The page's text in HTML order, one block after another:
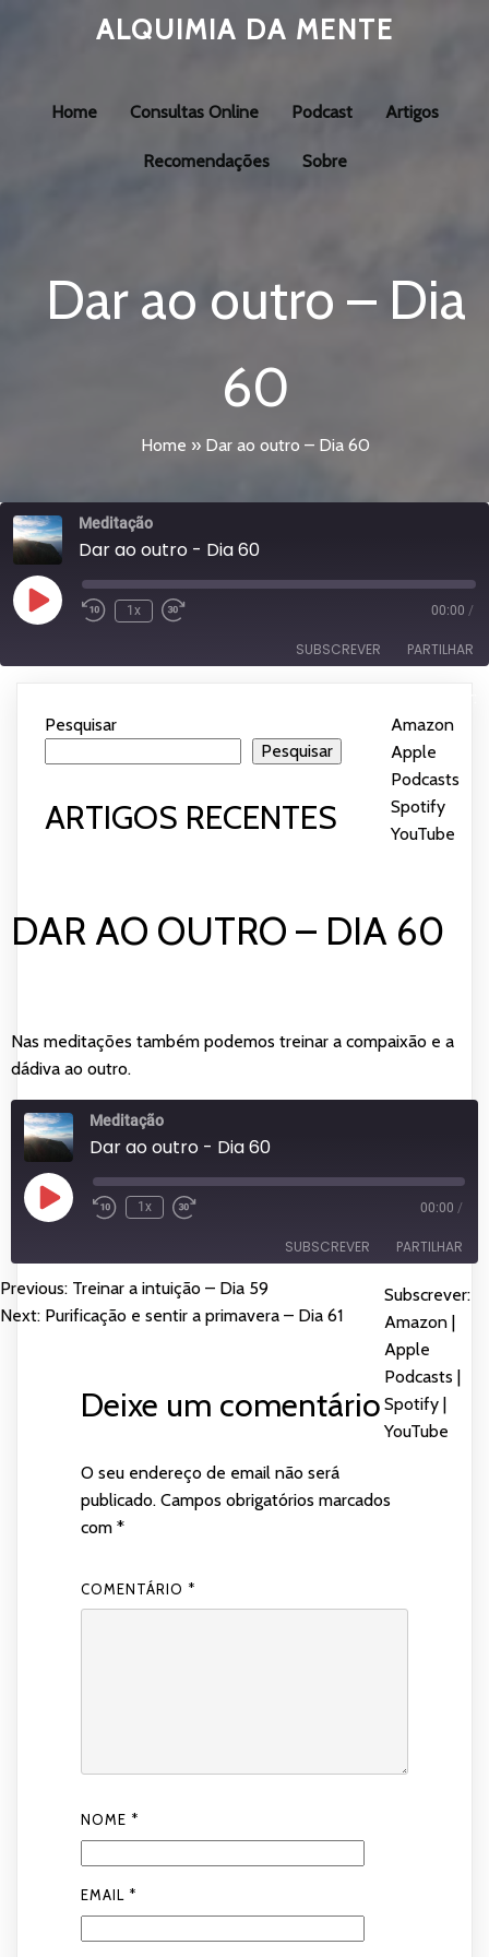
ALQUIMIA DA MENTE
Home Consultas Online Podcast Artigos
Recomendações Sobre
Dar ao outro – Dia
60
Home » Dar ao outro – Dia 60
Meditação
Dar ao outro - Dia 60
Reproduzir
episódio
1x 00:00 /
SUBSCREVER PARTILHAR
YouTube
INCORPORAR
Amazon
Apple
Podcasts
Spotify
YouTube
DAR AO OUTRO – DIA 60
Nas meditações também podemos treinar a compaixão e a
dádiva ao outro.
Meditação
Dar ao outro - Dia 60
Reproduzir
episódio
1x 00:00 /
SUBSCREVER PARTILHAR
Amazon Apple Podcasts
PARTILHAR
INCORPORAR
Subscrever:
Amazon |
Apple
Podcasts |
Spotify |
YouTube
NAVEGAÇÃO
ARTIGOS
Previous: Treinar a intuição – Dia 59
Next: Purificação e sentir a primavera – Dia 61
Deixe um comentário
O seu endereço de email não será
publicado. Campos obrigatórios marcados
com*
COMENTÁRIO *
NOME *
EMAIL *
Pesquisar
Pesquisar
ARTIGOS RECENTES